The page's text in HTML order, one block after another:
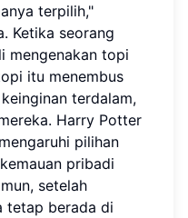
terpilih,"
Ketika seorang
mengenakan topi
itu menembus
terdalam,
Harry Potter
pilihan
pribadi
setelah
tetap berada di